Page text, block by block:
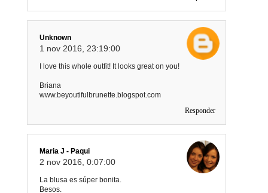
Unknown
1 nov 2016, 23:19:00
I love this whole outfit! It looks great on you!
Briana
www.beyoutifulbrunette.blogspot.com
Responder
Maria J - Paqui
2 nov 2016, 0:07:00
La blusa es súper bonita.
Besos.